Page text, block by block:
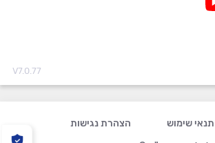
V7.0.77
תנאי שימוש
הצהרת נגישות